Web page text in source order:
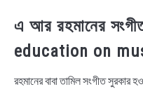
এ আর রহমানের
education on
রহমানের বাবা তামিল সংগীত সুরকার